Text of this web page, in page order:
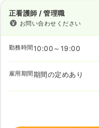
正看護師 / 管理職
お問い合わせください
勤務時間 10:00～19:00
雇用期間期間の定めあり